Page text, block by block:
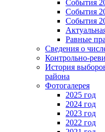
События
События
События
Равные
Сведения о
Контрольно-
История
района
Фотогалерея
2025 год
2024 год
2023 год
2022 год